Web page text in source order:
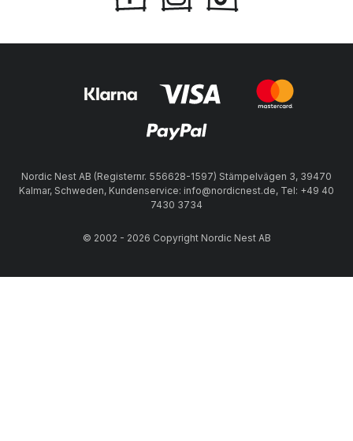
Nordic Nest AB (Registernr. 556628-1597) Stämpelvägen 3, 39470
Kalmar, Schweden, Kundenservice: info@nordicnest.de, Tel: +49 40
7430 3734
© 2002 - 2026 Copyright Nordic Nest AB